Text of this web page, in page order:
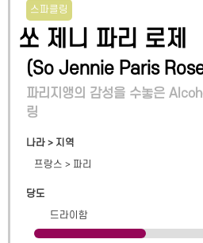
스파클링
쏘 제니 파리 로제
(So Jennie Paris
파리지앵의 감성을 수놓은
링
나라 > 지역
프랑스 > 파리
당도
드라이함